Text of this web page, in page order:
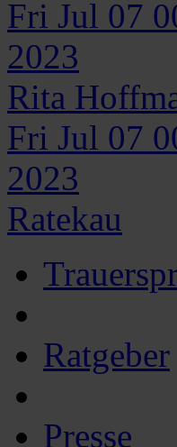
Fri Jul 07
2023
Rita
Fri Jul 07
2023
Ratekau
Ratgeber
Presse